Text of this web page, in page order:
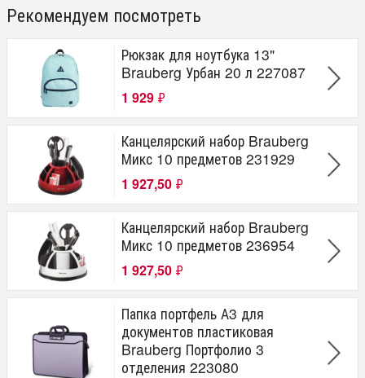
Рекомендуем посмотреть
Рюкзак для ноутбука 13"
Brauberg Урбан 20 л 227087
1 929 ₽
Канцелярский набор Brauberg
Микс 10 предметов 231929
1 927,50 ₽
Канцелярский набор Brauberg
Микс 10 предметов 236954
1 927,50 ₽
Папка портфель А3 для
документов пластиковая
Brauberg Портфолио 3
отделения 223080